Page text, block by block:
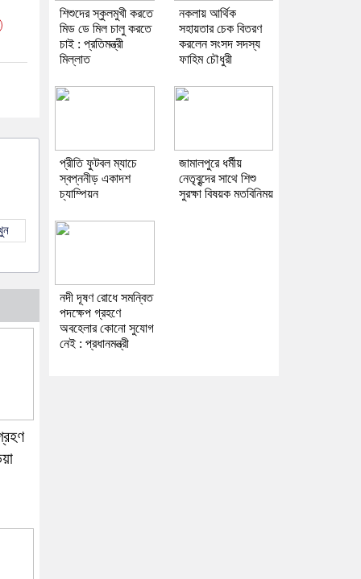
শিশুদের স্কুলমুখী করতে
মিড ডে মিল চালু করতে
চাই : প্রতিমন্ত্রী
মিল্লাত
নকলায় আর্থিক
সহায়তার চেক বিতরণ
করলেন সংসদ সদস্য
ফাহিম চৌধুরী
প্রীতি ফুটবল ম্যাচে
স্বপ্ননীড় একাদশ
চ্যাম্পিয়ন
জামালপুরে ধর্মীয়
নেতৃবৃন্দের সাথে শিশু
সুরক্ষা বিষয়ক মতবিনিময়
নদী দূষণ রোধে সমন্বিত
পদক্ষেপ গ্রহণে
অবহেলার কোনো সুযোগ
নেই : প্রধানমন্ত্রী